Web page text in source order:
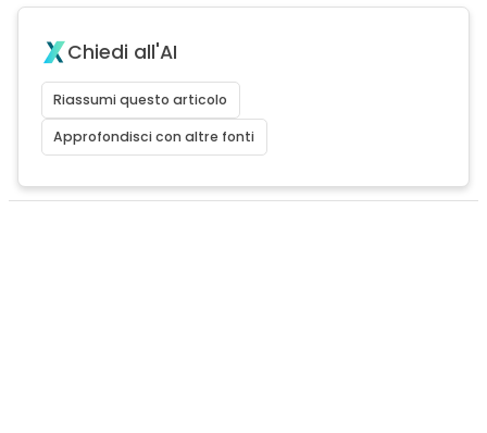
Chiedi all'AI
Riassumi questo articolo
Approfondisci con altre fonti